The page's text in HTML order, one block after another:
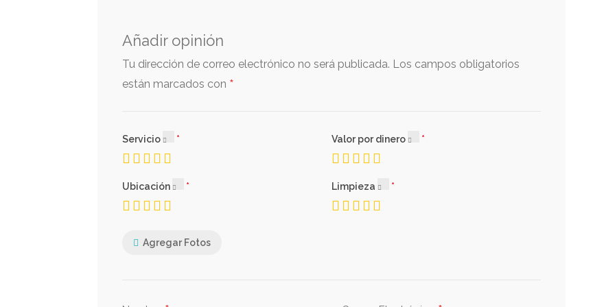
Añadir opinión
Tu dirección de correo electrónico no será publicada. Los campos obligatorios
están marcados con *
Servicio Valor por dinero
Ubicación Limpieza
Agregar Fotos